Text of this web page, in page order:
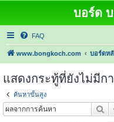
บอร์ด
FAQ
www.bongkoch.com บอร์ดห
แสดงกระทู้ที่ยังไม่มีก
ค้นหาขั้นสูง